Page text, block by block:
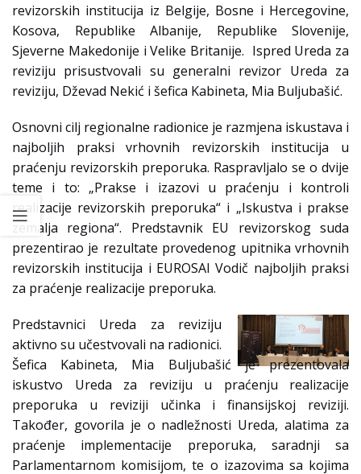
revizorskih institucija iz Belgije, Bosne i Hercegovine,
Kosova, Republike Albanije, Republike Slovenije,
Sjeverne Makedonije i Velike Britanije. Ispred Ureda za
reviziju prisustvovali su generalni revizor Ureda za
reviziju, Dževad Nekić i šefica Kabineta, Mia Buljubašić.
Osnovni cilj regionalne radionice je razmjena iskustava i
najboljih praksi vrhovnih revizorskih institucija u
praćenju revizorskih preporuka. Raspravljalo se o dvije
teme i to: „Prakse i izazovi u praćenju i kontroli
realizacije revizorskih preporuka“ i „Iskustva i prakse
zemalja regiona“. Predstavnik EU revizorskog suda
prezentirao je rezultate provedenog upitnika vrhovnih
revizorskih institucija i EUROSAI Vodič najboljih praksi
za praćenje realizacije preporuka.
Predstavnici Ureda za reviziju
aktivno su učestvovali na radionici.
Šefica Kabineta, Mia Buljubašić je prezentovala
iskustvo Ureda za reviziju u praćenju realizacije
preporuka u reviziji učinka i finansijskoj reviziji.
Također, govorila je o nadležnosti Ureda, alatima za
praćenje implementacije preporuka, saradnji sa
Parlamentarnom komisijom, te o izazovima sa kojima